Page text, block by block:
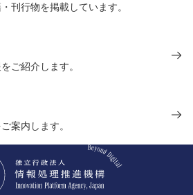
刊行物を掲載しています。
ご紹介します。
案内します。